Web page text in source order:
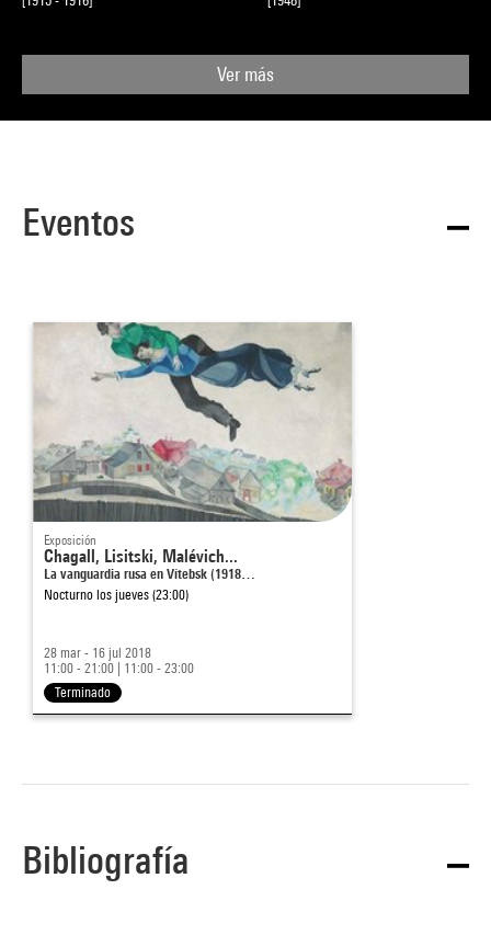
Ver más
Eventos
Exposición
Chagall, Lisitski, Malévich...
La vanguardia rusa en Vítebsk (1918…
Nocturno los jueves (23:00)
28 mar - 16 jul 2018
11:00 - 21:00
11:00 - 23:00
Terminado
Bibliografía